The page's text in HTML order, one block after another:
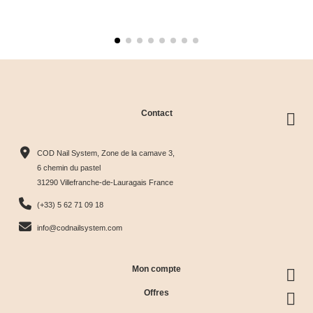
Contact
COD Nail System, Zone de la camave 3,
6 chemin du pastel
31290 Villefranche-de-Lauragais France
(+33) 5 62 71 09 18
info@codnailsystem.com
Mon compte
Offres